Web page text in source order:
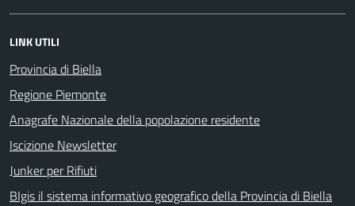
LINK UTILI
Provincia di Biella
Regione Piemonte
Anagrafe Nazionale della popolazione residente
Iscizione Newsletter
Junker per Rifiuti
BIgis il sistema informativo geografico della Provincia di Biella